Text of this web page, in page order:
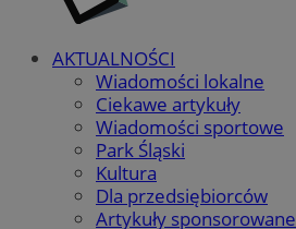
AKTUALNOŚCI
Wiadomości lokalne
Ciekawe artykuły
Wiadomości sportowe
Park Śląski
Kultura
Dla przedsiębiorców
Artykuły sponsorowane